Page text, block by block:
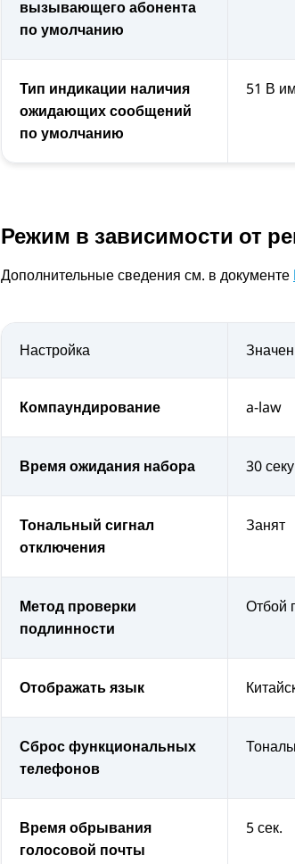
вызывающего абонента
по умолчанию
Тип индикации наличия
ожидающих сообщений
по умолчанию
51 В
Режим в зависимости от
Дополнительные сведения см. в документе
Настройка
Компаундирование a-law
Время ожидания набора 30
Тональный сигнал
отключения
Занят
Метод проверки
подлинности
Отбой
Отображать язык
Сброс функциональных
телефонов
Время обрывания
голосовой почты
5 сек.